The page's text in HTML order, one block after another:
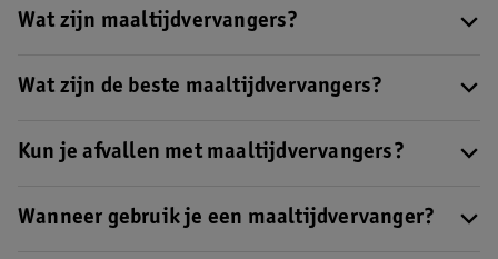
Wat zijn maaltijdvervangers?
hoofdmaaltijden per dag kunnen vervangen als onderdeel van
gewichtsbeheersing of gewichtsverlies*. Zo zijn er verschillende
varianten, zoals maaltijdvervangende shakes, repen en poeders,
Wat zijn de beste maaltijdvervangers?
of shake kan als onderdeel van een energiebeperkt dieet
ondersteuning bij gewichtsverlies*. Je kunt deze producten
bijvoorbeeld eenvoudig meenemen naar je werk of onderweg
Kun je afvallen met maaltijdvervangers?
maaltijdvervanger binnen een energiebeperkt dieet kun je
Wanneer gebruik je een maaltijdvervanger?